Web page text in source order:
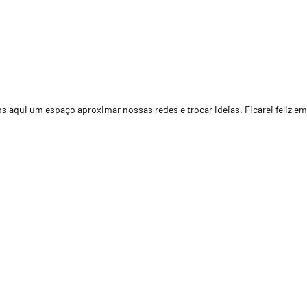
aqui um espaço aproximar nossas redes e trocar ideias. Ficarei feliz